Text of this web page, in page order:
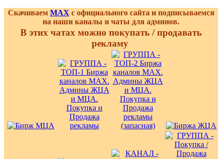
Скачиваем MAX с официального сайта и подписываемся
на наши каналы и чаты для админов.
В этих чатах можно покупать / продавать
рекламу